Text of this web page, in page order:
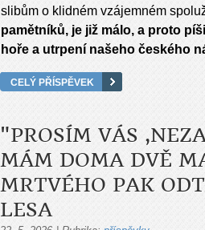
slibům o klidném vzájemném
pamětníků, je již málo, a proto
hoře a utrpení našeho českého
CELÝ PŘÍSPĚVEK
"PROSÍM VÁS
MÁM DOMA DVĚ
MRTVÉHO PAK
LESA